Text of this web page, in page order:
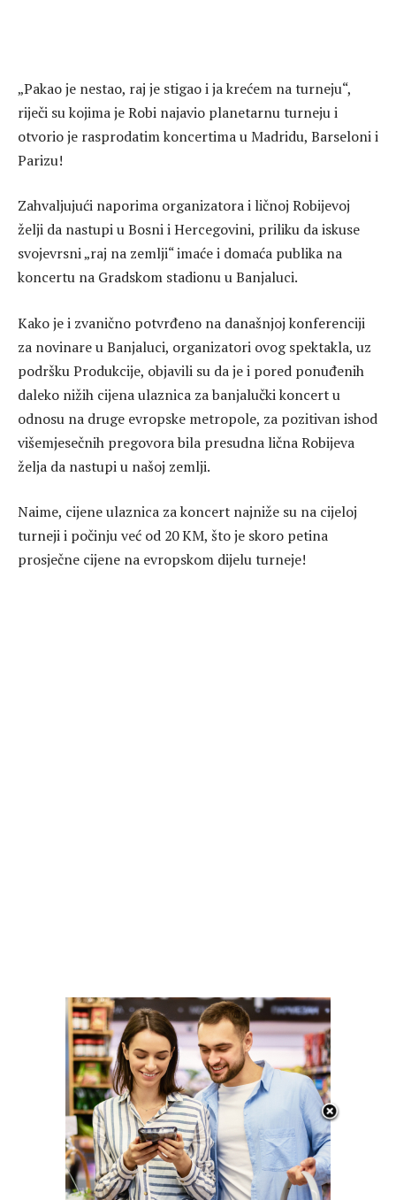
„Pakao je nestao, raj je stigao i ja krećem na turneju“,
riječi su kojima je Robi najavio planetarnu turneju i
otvorio je rasprodatim koncertima u Madridu, Barseloni i
Parizu!
Zahvaljujući naporima organizatora i ličnoj Robijevoj
želji da nastupi u Bosni i Hercegovini, priliku da iskuse
svojevrsni „raj na zemlji“ imaće i domaća publika na
koncertu na Gradskom stadionu u Banjaluci.
Kako je i zvanično potvrđeno na današnjoj konferenciji
za novinare u Banjaluci, organizatori ovog spektakla, uz
podršku Produkcije, objavili su da je i pored ponuđenih
daleko nižih cijena ulaznica za banjalučki koncert u
odnosu na druge evropske metropole, za pozitivan ishod
višemjesečnih pregovora bila presudna lična Robijeva
želja da nastupi u našoj zemlji.
Naime, cijene ulaznica za koncert najniže su na cijeloj
turneji i počinju već od 20 KM, što je skoro petina
prosječne cijene na evropskom dijelu turneje!